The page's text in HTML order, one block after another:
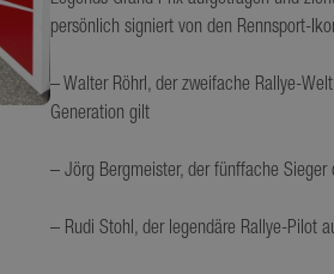
persönlich signiert von den Rennsport-
– Walter Röhrl, der zweifache Rallye-
Generation gilt
– Jörg Bergmeister, der fünffache
– Rudi Stohl, der legendäre Rallye-Pilot